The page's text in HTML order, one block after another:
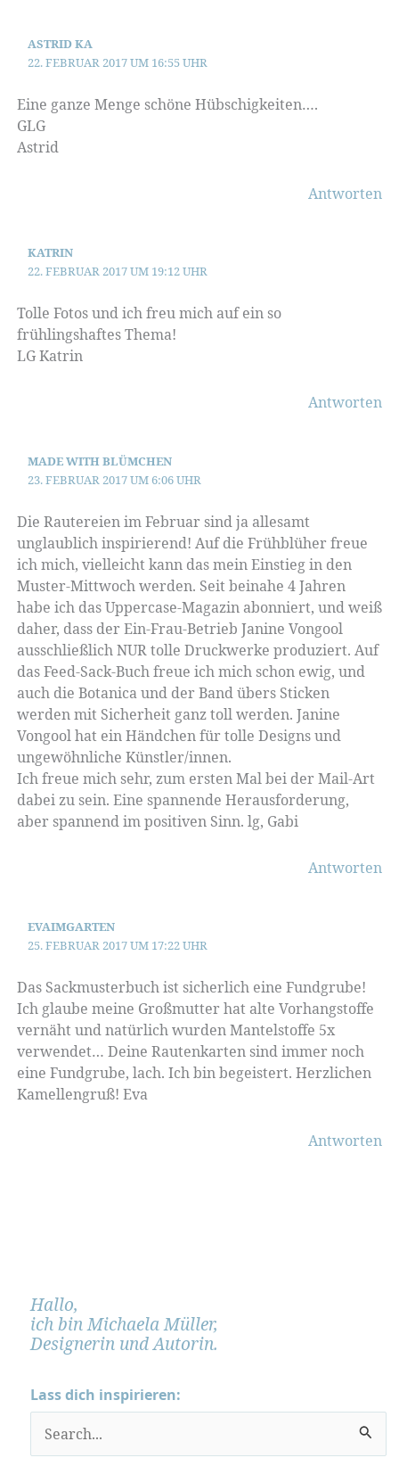
ASTRID KA
22. FEBRUAR 2017 UM 16:55 UHR
Eine ganze Menge schöne Hübschigkeiten….
GLG
Astrid
Antworten
KATRIN
22. FEBRUAR 2017 UM 19:12 UHR
Tolle Fotos und ich freu mich auf ein so
frühlingshaftes Thema!
LG Katrin
Antworten
MADE WITH BLÜMCHEN
23. FEBRUAR 2017 UM 6:06 UHR
Die Rautereien im Februar sind ja allesamt
unglaublich inspirierend! Auf die Frühblüher freue
ich mich, vielleicht kann das mein Einstieg in den
Muster-Mittwoch werden. Seit beinahe 4 Jahren
habe ich das Uppercase-Magazin abonniert, und weiß
daher, dass der Ein-Frau-Betrieb Janine Vongool
ausschließlich NUR tolle Druckwerke produziert. Auf
das Feed-Sack-Buch freue ich mich schon ewig, und
auch die Botanica und der Band übers Sticken
werden mit Sicherheit ganz toll werden. Janine
Vongool hat ein Händchen für tolle Designs und
ungewöhnliche Künstler/innen.
Ich freue mich sehr, zum ersten Mal bei der Mail-Art
dabei zu sein. Eine spannende Herausforderung,
aber spannend im positiven Sinn. lg, Gabi
Antworten
EVAIMGARTEN
25. FEBRUAR 2017 UM 17:22 UHR
Das Sackmusterbuch ist sicherlich eine Fundgrube!
Ich glaube meine Großmutter hat alte Vorhangstoffe
vernäht und natürlich wurden Mantelstoffe 5x
verwendet… Deine Rautenkarten sind immer noch
eine Fundgrube, lach. Ich bin begeistert. Herzlichen
Kamellengruß! Eva
Antworten
Hallo,
ich bin Michaela Müller,
Designerin und Autorin.
Lass dich inspirieren: